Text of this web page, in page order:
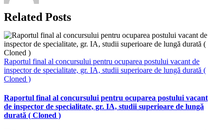
Related Posts
Raportul final al concursului pentru ocuparea postului vacant de
inspector de specialitate, gr. IA, studii superioare de lungă durată (
Cloned )
Raportul final al concursului pentru ocuparea postului vacant
de inspector de specialitate, gr. IA, studii superioare de lungă
durată ( Cloned )